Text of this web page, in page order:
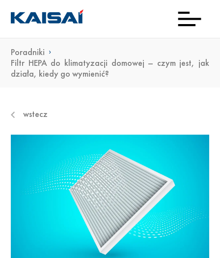
O
Poradniki
Filtr HEPA do klimatyzacji domowej – czym jest, jak
działa, kiedy go wymienić?
wstecz